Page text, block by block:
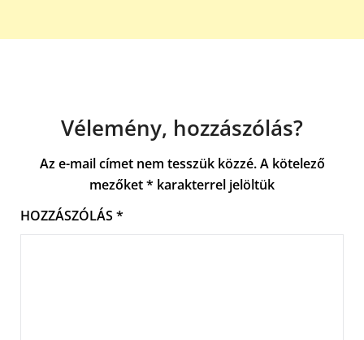
Vélemény, hozzászólás?
Az e-mail címet nem tesszük közzé. A kötelező
mezőket* karakterrel jelöltük
HOZZÁSZÓLÁS *